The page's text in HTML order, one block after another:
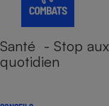
Santé - Stop
quotidien